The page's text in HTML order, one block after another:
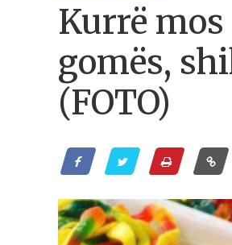
Kurrë
gomës,
(FOTO)